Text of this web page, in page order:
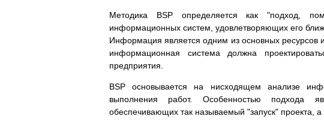
Методика BSP определяется как "подход,
информационных систем, удовлетворяющих его
Информация является одним из основных ресурсов
информационная система должна
предприятия.
BSP основывается на нисходящем анализе
выполнения работ. Особенностью подхода
обеспечивающих так называемый "запуск" проекта,